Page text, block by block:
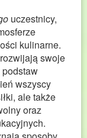
uczestnicy,
kulinarne.
swoje
wszyscy
ale także
oraz